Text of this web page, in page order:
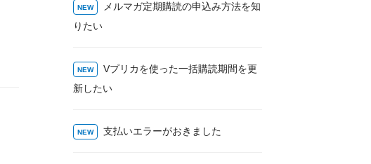
メルマガ定期購読の申込み方法を知
りたい
Vプリカを使った一括購読期間を更
新したい
支払いエラーがおきました